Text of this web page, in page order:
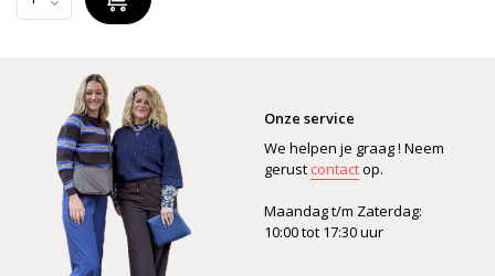
Onze service
We helpen je graag ! Neem
gerust contactop.
Maandag t/m Zaterdag:
10:00 tot 17:30 uur